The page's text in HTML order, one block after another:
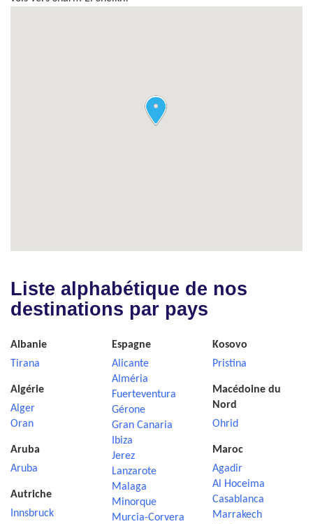
Liste alphabétique de nos
destinations par pays
Albanie
Tirana
Algérie
Alger
Oran
Aruba
Aruba
Autriche
Innsbruck
Espagne
Alicante
Alméria
Fuerteventura
Gérone
Gran Canaria
Ibiza
Jerez
Lanzarote
Malaga
Minorque
Murcia-Corvera
Kosovo
Pristina
Macédoine du
Nord
Ohrid
Maroc
Agadir
Al Hoceima
Casablanca
Marrakech